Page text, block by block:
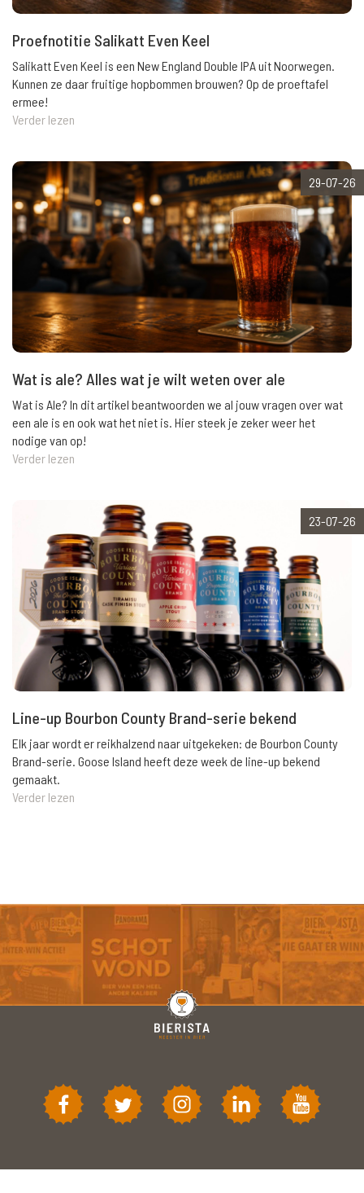
Proefnotitie Salikatt Even Keel
Salikatt Even Keel is een New England Double IPA uit Noorwegen.
Kunnen ze daar fruitige hopbommen brouwen? Op de proeftafel
ermee!
Verder lezen
29-07-26
Wat is ale? Alles wat je wilt weten over ale
Wat is Ale? In dit artikel beantwoorden we al jouw vragen over wat
een ale is en ook wat het niet is. Hier steek je zeker weer het
nodige van op!
Verder lezen
23-07-26
Line-up Bourbon County Brand-serie bekend
Elk jaar wordt er reikhalzend naar uitgekeken: de Bourbon County
Brand-serie. Goose Island heeft deze week de line-up bekend
gemaakt.
Verder lezen